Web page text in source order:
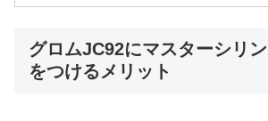
グロムJC92にマスターシリ
をつけるメリット